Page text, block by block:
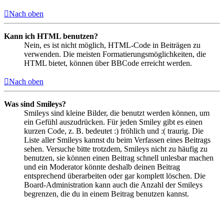
Nach oben
Kann ich HTML benutzen?
Nein, es ist nicht möglich, HTML-Code in Beiträgen zu
verwenden. Die meisten Formatierungsmöglichkeiten, die
HTML bietet, können über BBCode erreicht werden.
Nach oben
Was sind Smileys?
Smileys sind kleine Bilder, die benutzt werden können, um
ein Gefühl auszudrücken. Für jeden Smiley gibt es einen
kurzen Code, z. B. bedeutet :) fröhlich und :( traurig. Die
Liste aller Smileys kannst du beim Verfassen eines Beitrags
sehen. Versuche bitte trotzdem, Smileys nicht zu häufig zu
benutzen, sie können einen Beitrag schnell unlesbar machen
und ein Moderator könnte deshalb deinen Beitrag
entsprechend überarbeiten oder gar komplett löschen. Die
Board-Administration kann auch die Anzahl der Smileys
begrenzen, die du in einem Beitrag benutzen kannst.